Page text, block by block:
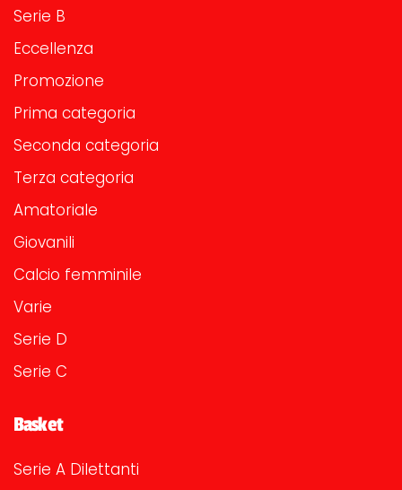
Serie B
Eccellenza
Promozione
Prima categoria
Seconda categoria
Terza categoria
Amatoriale
Giovanili
Calcio femminile
Varie
Serie D
Serie C
Basket
Serie A Dilettanti